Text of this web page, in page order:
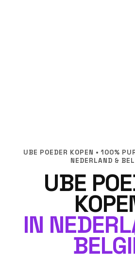
UBE POEDER KOPEN • 100%
NEDERLAND &
UBE
IN